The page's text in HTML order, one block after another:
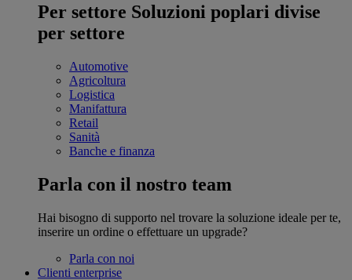
Per settore Soluzioni poplari divise
per settore
Automotive
Agricoltura
Logistica
Manifattura
Retail
Sanità
Banche e finanza
Parla con il nostro team
Hai bisogno di supporto nel trovare la soluzione ideale per te,
inserire un ordine o effettuare un upgrade?
Parla con noi
Clienti enterprise